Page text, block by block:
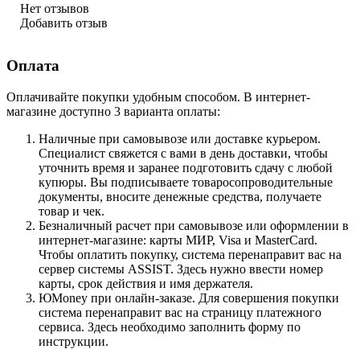
Нет отзывов
Добавить отзыв
Оплата
Оплачивайте покупки удобным способом. В интернет-
магазине доступно 3 варианта оплаты:
Наличные при самовывозе или доставке курьером.
Специалист свяжется с вами в день доставки, чтобы
уточнить время и заранее подготовить сдачу с любой
купюры. Вы подписываете товаросопроводительные
документы, вносите денежные средства, получаете
товар и чек.
Безналичный расчет при самовывозе или оформлении в
интернет-магазине: карты МИР, Visa и MasterCard.
Чтобы оплатить покупку, система перенаправит вас на
сервер системы ASSIST. Здесь нужно ввести номер
карты, срок действия и имя держателя.
ЮMoney при онлайн-заказе. Для совершения покупки
система перенаправит вас на страницу платежного
сервиса. Здесь необходимо заполнить форму по
инструкции.